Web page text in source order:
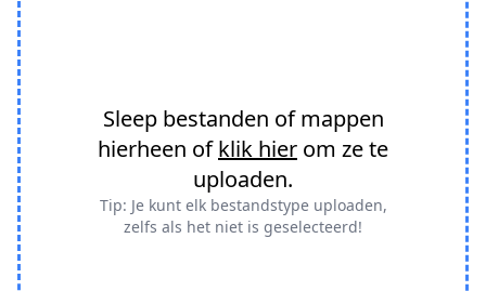
Sleep bestanden of mappen
hierheen ofklik hier om ze te
uploaden.
Tip: Je kunt elk bestandstype uploaden,
zelfs als het niet is geselecteerd!